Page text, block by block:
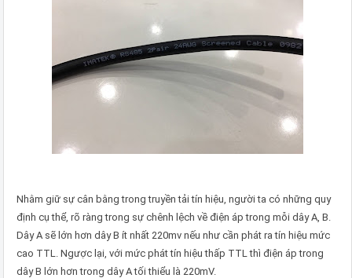
Nhằm giữ sự cân bằng trong truyền tải tín hiệu, người ta có những quy
định cụ thể, rõ ràng trong sự chênh lệch về điện áp trong mỗi dây A, B.
Dây A sẽ lớn hơn dây B ít nhất 220mv nếu như cần phát ra tín hiệu mức
cao TTL. Ngược lại, với mức phát tín hiệu thấp TTL thì điện áp trong
dây B lớn hơn trong dây A tối thiểu là 220mV.